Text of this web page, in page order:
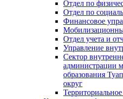
Отдел по
Отдел по
Финансовое
Отдел учета и
Управление
Сектор
администрации
образования
округ